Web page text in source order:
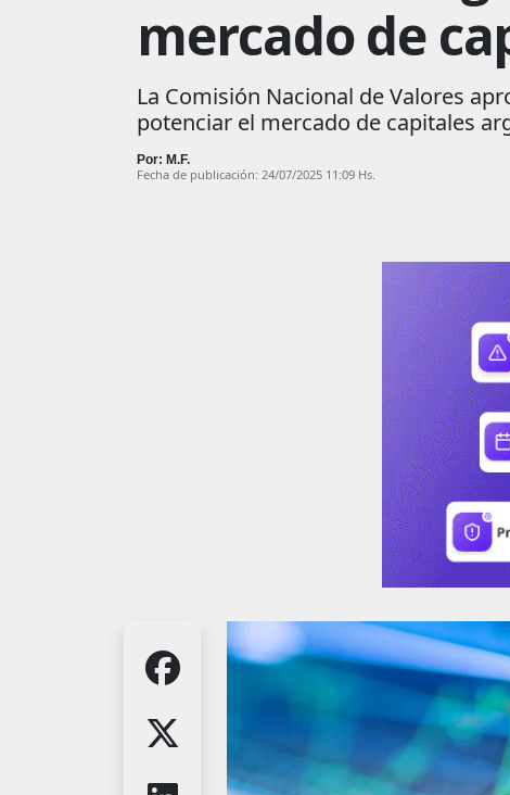
mercado de
La Comisión Nacional de Valores
potenciar el mercado de capitales
Por: M.F.
Fecha de publicación: 24/07/2025 11:09 Hs.